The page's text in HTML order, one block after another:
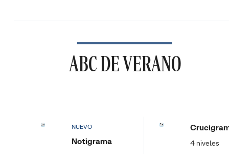
ABC DE VERANO
NUEVO
Notigrama 4 niveles